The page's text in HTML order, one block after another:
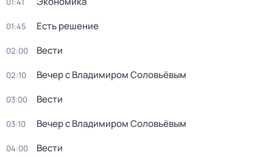
01:45 Есть решение
02:00 Вести
02:10 Вечер с Владимиром Соловьёвым
03:00 Вести
03:10 Вечер с Владимиром Соловьёвым
04:00 Вести